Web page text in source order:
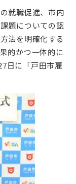
就職促進、市内
題についての認
法を明確化する
的かつ一体的に
日に「戸田市雇